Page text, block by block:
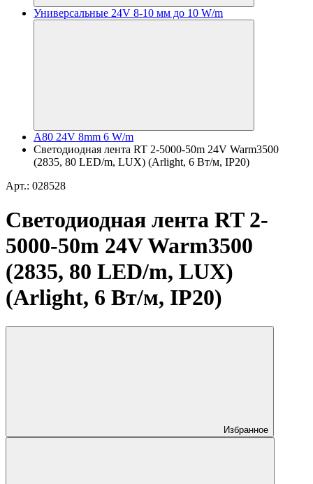
Универсальные 24V 8-10 мм до 10 W/m
A80 24V 8mm 6 W/m
Светодиодная лента RT 2-5000-50m 24V Warm3500
(2835, 80 LED/m, LUX) (Arlight, 6 Вт/м, IP20)
Арт.: 028528
Светодиодная лента RT 2-
5000-50m 24V Warm3500
(2835, 80 LED/m, LUX)
(Arlight, 6 Вт/м, IP20)
Избранное